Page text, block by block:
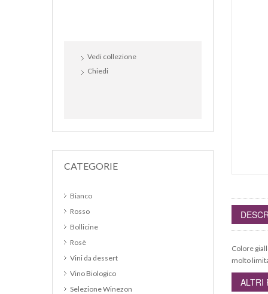
Vedi collezione
Chiedi
CATEGORIE
Bianco
Rosso
Bollicine
Rosè
Vini da dessert
Vino Biologico
Selezione Winezon
Colore
molto
ALTRI